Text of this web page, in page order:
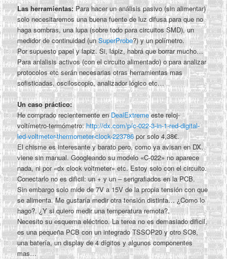
Las herramientas:Para hacer un análisis pasivo (sin alimentar)
solo necesitaremos una buena fuente de luz difusa para que no
haga sombras, una lupa (sobre todo para circuitos SMD), un
medidor de continuidad (unSuperProbe?) y un polímetro.
Por supuesto papel y lapiz. Si, lápiz, habrá que borrar mucho…
Para anlalisis activos (con el circuito alimentado) o para analizar
protocolos etc serán necesarias otras herramientas mas
sofisticadas, osciloscopio, analizador lógico etc…
Un caso práctico:
He comprado recientemente enDealExtremeeste reloj-
voltímetro-termómetro:http://dx.com/p/c-022-3-in-1-red-digital-
led-voltmeter-thermometer-clock-223786por solo 4,38€.
El chisme es interesante y barato pero, como ya avisan en DX,
viene sin manual. Googleando su modelo «C-022» no aparece
nada, ni por «dx clock voltmeter» etc. Estoy solo con el circuito.
Conectarlo no es dificil: un + y un – serigrafiados en la PCB.
Sin embargo solo mide de 7V a 15V de la propia tensión con que
se alimenta. Me gustaría medir otra tensión distinta… ¿Como lo
hago?. ¿Y si quiero medir una temperatura remota?.
Necesito su esquema eléctrico. La terea no es demasiado dificil,
es una pequeña PCB con un integrado TSSOP20 y otro SO8,
una batería, un display de 4 dígitos y algunos componentes
mas…